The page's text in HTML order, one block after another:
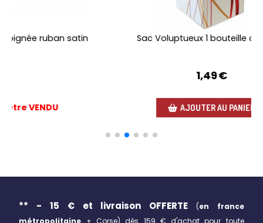
avec lien
PANIER
Sac Voluptueux 1
1,90
AJOUTER AU
** - 15 € et livraison OFFERTE (en france
métropolitaine + Corse) dès 159 € d'achat pour toute